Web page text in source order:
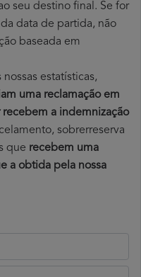
seu destino final. Se for
data de partida, não
baseada em
estatísticas,
uma reclamação em
a indemnização
sobrerreserva
que recebem uma
a obtida pela nossa